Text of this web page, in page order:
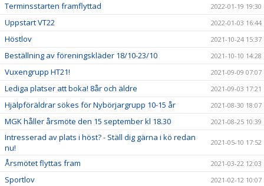
Terminsstarten framflyttad 2022-01-19 19:30
Uppstart VT22 2022-01-03 16:44
Höstlov 2021-10-24 15:37
Beställning av föreningskläder 18/10-23/10 2021-10-10 14:28
Vuxengrupp HT21! 2021-09-09 07:07
Lediga platser att boka! 8år och äldre 2021-09-03 17:21
Hjälpföräldrar sökes för Nybörjargrupp 10-15 år 2021-08-30 18:07
MGK håller årsmöte den 15 september kl 18.30 2021-08-25 10:39
Intresserad av plats i höst? - Ställ dig gärna i kö redan
nu!
2021-05-10 17:52
Årsmötet flyttas fram 2021-03-22 12:03
Sportlov 2021-02-12 10:07